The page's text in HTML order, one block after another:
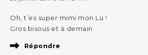
Oh, t’es super mimi mon Lu !
Gros bisous et à demain
Répondre